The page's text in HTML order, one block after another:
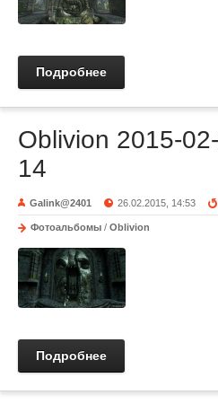
Подробнее
Oblivion 2015-
14
Galink@2401 26.02.2015, 14:53
Фотоальбомы / Oblivion
Подробнее